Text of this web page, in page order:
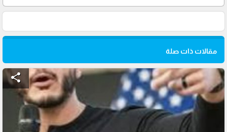
مقالات ذات صلة
share